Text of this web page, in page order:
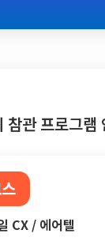
참관 프로그램
CX / 에어텔